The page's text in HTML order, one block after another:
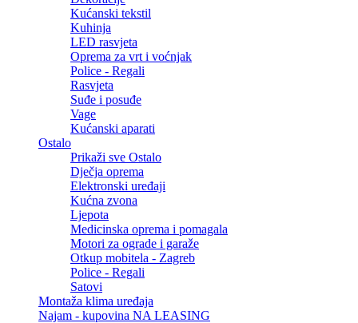
Kućanski tekstil
Kuhinja
LED rasvjeta
Oprema za vrt i voćnjak
Police - Regali
Rasvjeta
Suđe i posuđe
Vage
Kućanski aparati
Ostalo
Prikaži sve Ostalo
Dječja oprema
Elektronski uređaji
Kućna zvona
Ljepota
Medicinska oprema i pomagala
Motori za ograde i garaže
Otkup mobitela - Zagreb
Police - Regali
Satovi
Montaža klima uređaja
Najam - kupovina NA LEASING